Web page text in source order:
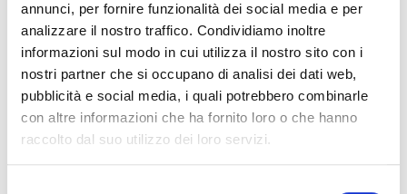
annunci, per fornire funzionalità dei social media e per
analizzare il nostro traffico. Condividiamo inoltre
informazioni sul modo in cui utilizza il nostro sito con i
nostri partner che si occupano di analisi dei dati web,
pubblicità e social media, i quali potrebbero combinarle
con altre informazioni che ha fornito loro o che hanno
raccolto dal suo utilizzo dei loro servizi.
Consiglio di Amministrazione
Collegio dei Revisori dei Conti - Triennio 2025/2028 a
Nucleo Valutazione 24-26
Organi Ausiliari